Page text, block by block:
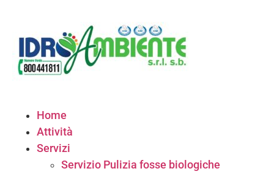
Home
Attività
Servizi
Servizio Pulizia fosse biologiche